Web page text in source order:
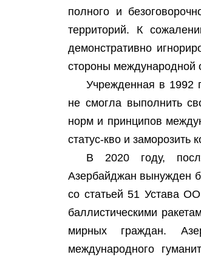
полного и
территорий. К
демонстративно
стороны международной
Учрежденная в 1992
не смогла выполнить
норм и принципов
статус-кво и заморозить
В 2020 году,
Азербайджан вынужден
со статьей 51 Устава
баллистическими
мирных граждан.
международного